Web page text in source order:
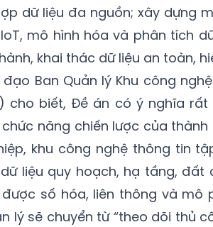
dữ liệu đa nguồn; xây dựng
IoT, mô hình hóa và phân tích
khai thác dữ liệu an toàn,
Ban Quản lý Khu công
cho biết, Đề án có ý nghĩa
năng chiến lược của
khu công nghệ thông tin
dữ liệu quy hoạch, hạ tầng,
số hóa, liên thông và mô
lý sẽ chuyển từ “theo dõi thủ